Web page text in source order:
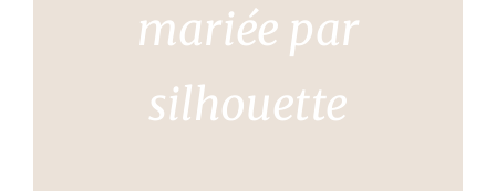
mariée par
silhouette